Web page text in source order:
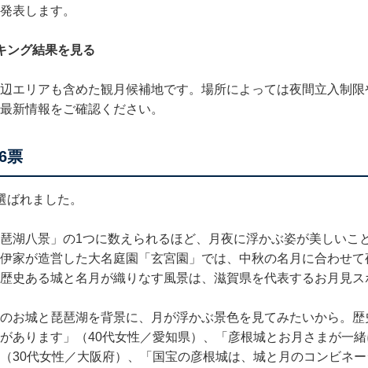
表します。
ング結果を見る
エリアも含めた観月候補地です。場所によっては夜間立入制
新情報をご確認ください。
票
れました。
湖八景」の1つに数えられるほど、月夜に浮かぶ姿が美しいこ
家が造営した大名庭園「玄宮園」では、中秋の名月に合わせ
史ある城と名月が織りなす風景は、滋賀県を代表するお月見ス
お城と琵琶湖を背景に、月が浮かぶ景色を見てみたいから。
あります」（40代女性／愛知県）、「彦根城とお月さまが一
30代女性／大阪府）、「国宝の彦根城は、城と月のコンビネ